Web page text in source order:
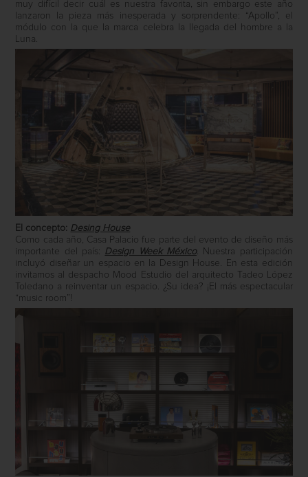
muy difícil decir cuál es nuestra favorita, sin embargo este año
lanzaron la pieza más inesperada y sorprendente: “Apollo”, el
módulo con la que la marca celebra la llegada del hombre a la
Luna.
El concepto: Desing House
Como cada año, Casa Palacio fue parte del evento de diseño más
importante del país: Design Week México. Nuestra participación
incluyó diseñar un espacio en la Design House. En esta edición
invitamos al despacho Mood Estudio del arquitecto Tadeo López
Toledano a reinventar un espacio. ¿Su idea? ¡El más espectacular
“music room”!